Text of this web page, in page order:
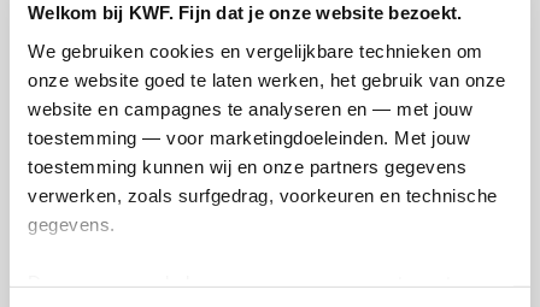
Welkom bij KWF. Fijn dat je onze website bezoekt.
We gebruiken cookies en vergelijkbare technieken om
onze website goed te laten werken, het gebruik van onze
website en campagnes te analyseren en — met jouw
toestemming — voor marketingdoeleinden. Met jouw
toestemming kunnen wij en onze partners gegevens
verwerken, zoals surfgedrag, voorkeuren en technische
gegevens.
Max's badges